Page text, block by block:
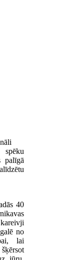
palīgā
40
no
lai